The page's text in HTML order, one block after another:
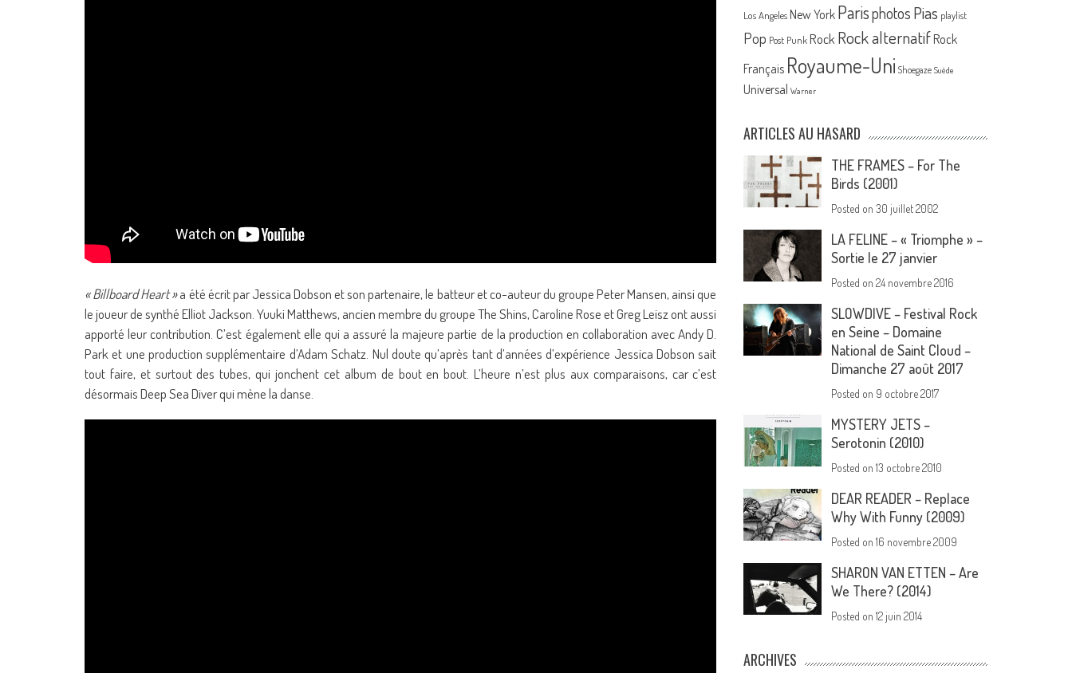
« Billboard Heart »a été écrit par Jessica Dobson et son partenaire, le batteur et co-auteur du groupe Peter Mansen, ainsi que
le joueur de synthé Elliot Jackson. Yuuki Matthews, ancien membre du groupe The Shins, Caroline Rose et Greg Leisz ont aussi
apporté leur contribution. C’est également elle qui a assuré la majeure partie de la production en collaboration avec Andy D.
Park et une production supplémentaire d’Adam Schatz. Nul doute qu’après tant d’années d’expérience Jessica Dobson sait
tout faire, et surtout des tubes, qui jonchent cet album de bout en bout. L’heure n’est plus aux comparaisons, car c’est
désormais Deep Sea Diver qui mène la danse.
Los Angeles New York Parisphotos Pias playlist
Pop Post Punk Rock Rock alternatif Rock
Français Royaume-Uni Shoegaze Suède
Universal Warner
ARTICLES AU HASARD
THE FRAMES – For The
Birds (2001)
Posted on30 juillet 2002
LA FELINE – « Triomphe » –
Sortie le 27 janvier
Posted on24 novembre 2016
SLOWDIVE – Festival Rock
en Seine – Domaine
National de Saint Cloud –
Dimanche 27 août 2017
Posted on 9 octobre 2017
MYSTERY JETS –
Serotonin (2010)
Posted on13 octobre 2010
DEAR READER – Replace
Why With Funny (2009)
Posted on16 novembre 2009
SHARON VAN ETTEN – Are
We There? (2014)
Posted on12 juin 2014
ARCHIVES